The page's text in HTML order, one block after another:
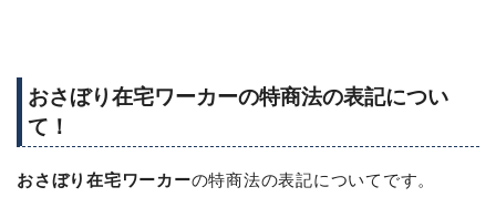
おさぼり在宅ワーカーの特商法の表記につい
て！
おさぼり在宅ワーカーの特商法の表記についてです。